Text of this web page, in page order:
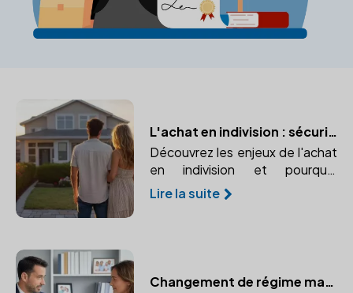
L'achat en indivision : sécuriser votre bien à deux avec un notaire
Découvrez les enjeux de l'achat
en indivision et pourquoi
consulter un notaire est
indispensable pour protéger vos
Lire la suite
Changement de régime matrimonial